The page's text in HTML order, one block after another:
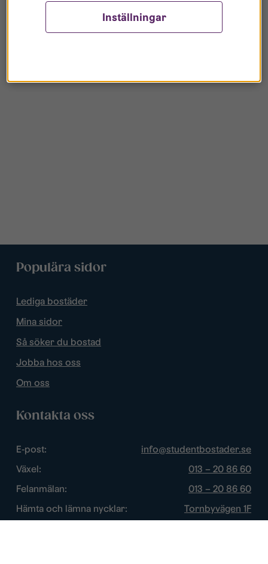
Populära sidor
Lediga bostäder
Mina sidor
Så söker du bostad
Jobba hos oss
Om oss
Kontakta oss
E-post:
info@studentbostader.se
Växel:
013 – 20 86 60
Felanmälan:
013 – 20 86 60
Hämta och lämna nycklar:
Tornbyvägen 1F
Inställningar